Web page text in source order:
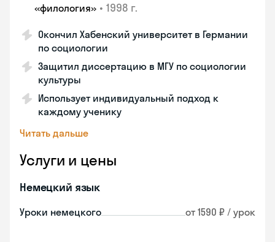
«филология» • 1998 г.
Окончил Хабенский университет в Германии
по социологии
Защитил диссертацию в МГУ по социологии
культуры
Использует индивидуальный подход к
каждому ученику
Читать дальше
Услуги и цены
Немецкий язык
Уроки немецкого от 1590 ₽ / урок